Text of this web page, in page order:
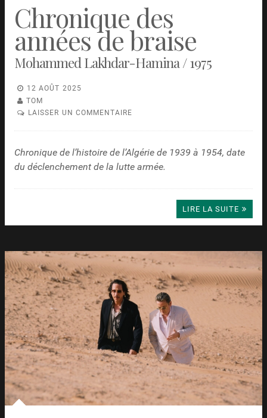
Chronique des
années de braise
Mohammed Lakhdar-Hamina / 1975
12 AOÛT 2025
TOM
LAISSER UN COMMENTAIRE
Chronique de l’histoire de l’Algérie de 1939 à 1954, date
du déclenchement de la lutte armée.
LIRE LA SUITE